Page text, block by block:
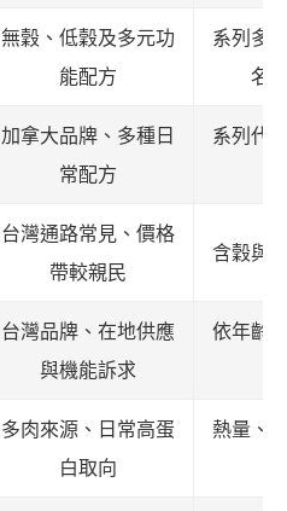
無穀、低穀及多元功
能配方
系列多
名
加拿大品牌、多種日
常配方
系列代
台灣通路常見、價格
帶較親民
含穀與
台灣品牌、在地供應
與機能訴求
依年齡
多肉來源、日常高蛋
白取向
熱量、